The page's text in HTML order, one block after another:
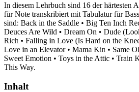
In diesem Lehrbuch sind 16 der härtesten
für Note transkribiert mit Tabulatur für
sind: Back in the Saddle • Big Ten Inch
Deuces Are Wild • Dream On • Dude
Rich • Falling in Love (Is Hard on the
Love in an Elevator • Mama Kin • Same
Sweet Emotion • Toys in the Attic • Train
This Way.
Inhalt